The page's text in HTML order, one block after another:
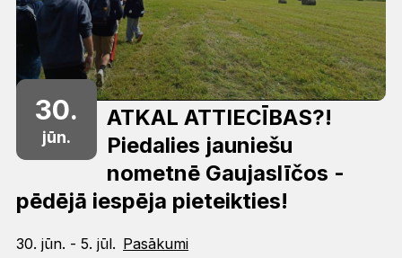
30.
jūn.
ATKAL ATTIECĪBAS?!
Piedalies jauniešu
nometnē Gaujaslīčos -
pēdējā iespēja pieteikties!
30. jūn. - 5. jūl. Pasākumi